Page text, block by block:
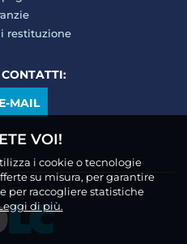
restituzione
MAIL
VOI!
i cookie o tecnologie
su misura, per garantire
per raccogliere statistiche
di più.